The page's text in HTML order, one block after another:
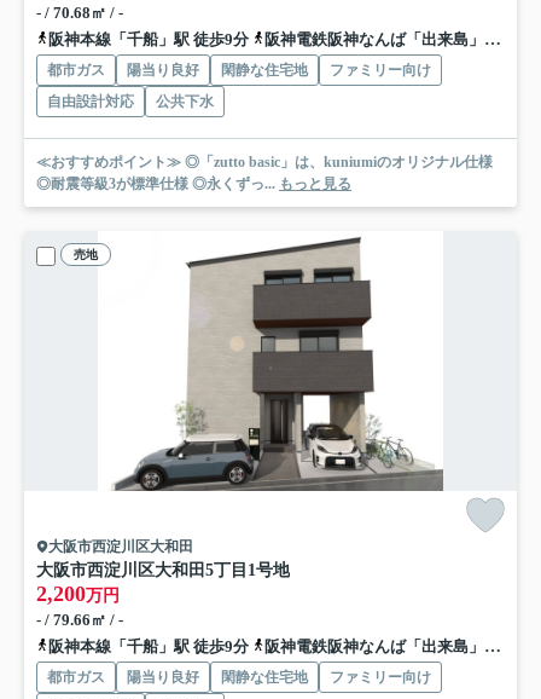
- / 70.68㎡ / -
阪神本線「千船」駅 徒歩9分
阪神電鉄阪神なんば「出来島」駅 徒歩9分
都市ガス 陽当り良好 閑静な住宅地
ファミリー向け
自由設計対応
公共下水
≪おすすめポイント≫ ◎「zutto basic」は、kuniumiのオリジナル仕様
◎耐震等級3が標準仕様 ◎永くずっ... もっと見る
売地
大阪市西淀川区大和田
大阪市西淀川区大和田5丁目 1号地
2,200万円
- / 79.66㎡ / -
阪神本線「千船」駅 徒歩9分
阪神電鉄阪神なんば「出来島」駅 徒歩9分
都市ガス 陽当り良好 閑静な住宅地
ファミリー向け